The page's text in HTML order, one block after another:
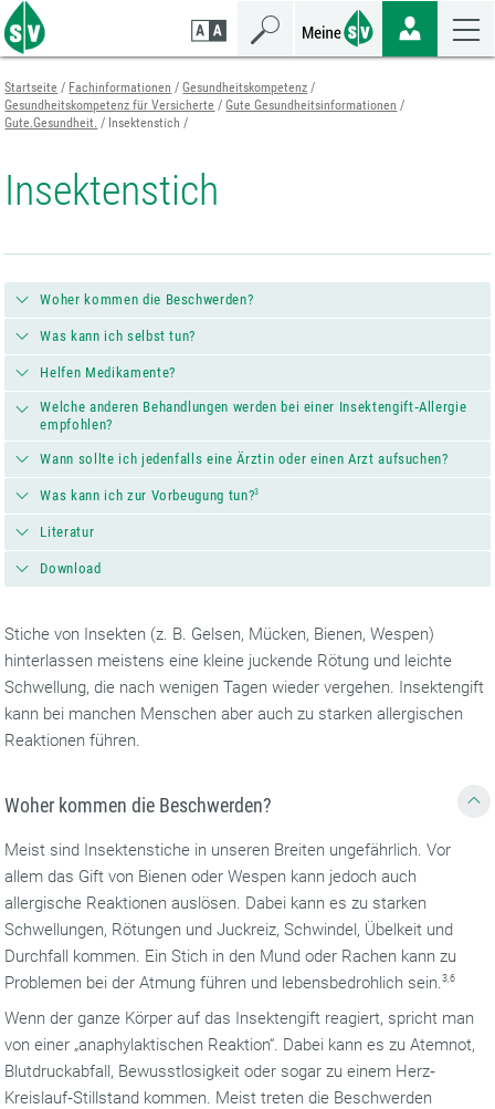
Zum
Seiteninhalt
springen
Zur
Navigation
springen
Zur
Mobilen
Navigation
springen
Startseite Fachinformationen
Gesundheitskompetenz
Gesundheitskompetenz für Versicherte
Gute Gesundheitsinformationen
Gute.Gesundheit.
Insektenstich
Insektenstich
Woher kommen die Beschwerden?
Was kann ich selbst tun?
Helfen Medikamente?
Welche anderen Behandlungen werden bei einer Insektengift‐Allergie
empfohlen?
Wann sollte ich jedenfalls eine Ärztin oder einen Arzt aufsuchen?
Was kann ich zur Vorbeugung tun?3
Literatur
Download
Stiche von Insekten (z. B. Gelsen, Mücken, Bienen, Wespen)
hinterlassen meistens eine kleine juckende Rötung und leichte
Schwellung, die nach wenigen Tagen wieder vergehen. Insektengift
kann bei manchen Menschen aber auch zu starken allergischen
Reaktionen führen.
Woher kommen die Beschwerden?
Meist sind Insektenstiche in unseren Breiten ungefährlich. Vor
allem das Gift von Bienen oder Wespen kann jedoch auch
allergische Reaktionen auslösen. Dabei kann es zu starken
Schwellungen, Rötungen und Juckreiz, Schwindel, Übelkeit und
Durchfall kommen. Ein Stich in den Mund oder Rachen kann zu
Problemen bei der Atmung führen und lebensbedrohlich sein.3,6
Wenn der ganze Körper auf das Insektengift reagiert, spricht man
von einer „anaphylaktischen Reaktion“. Dabei kann es zu Atemnot,
Blutdruckabfall, Bewusstlosigkeit oder sogar zu einem Herz‐
Kreislauf‐Stillstand kommen. Meist treten die Beschwerden